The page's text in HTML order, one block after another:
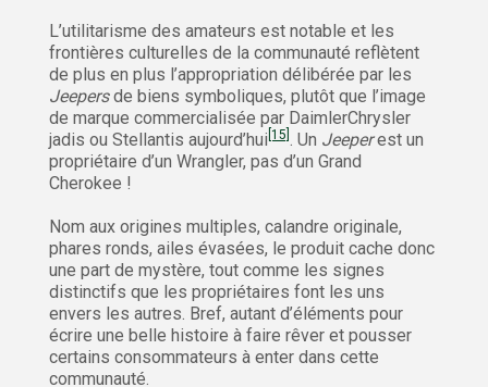
L’utilitarisme des amateurs est notable et les
frontières culturelles de la communauté reflètent
de plus en plus l’appropriation délibérée par les
Jeepersde biens symboliques, plutôt que l’image
de marque commercialisée par DaimlerChrysler
jadis ou Stellantis aujourd’hui [15] . Un Jeeperest un
propriétaire d’un Wrangler, pas d’un Grand
Cherokee !
Nom aux origines multiples, calandre originale,
phares ronds, ailes évasées, le produit cache donc
une part de mystère, tout comme les signes
distinctifs que les propriétaires font les uns
envers les autres. Bref, autant d’éléments pour
écrire une belle histoire à faire rêver et pousser
certains consommateurs à enter dans cette
communauté.